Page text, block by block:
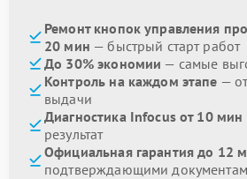
Ремонт кнопок управления
20 мин — быстрый старт работ
До 30% экономии — самые
Контроль на каждом этапе —
выдачи
Диагностика Infocus от 10 мин
результат
Официальная гарантия до 12
подтверждающими